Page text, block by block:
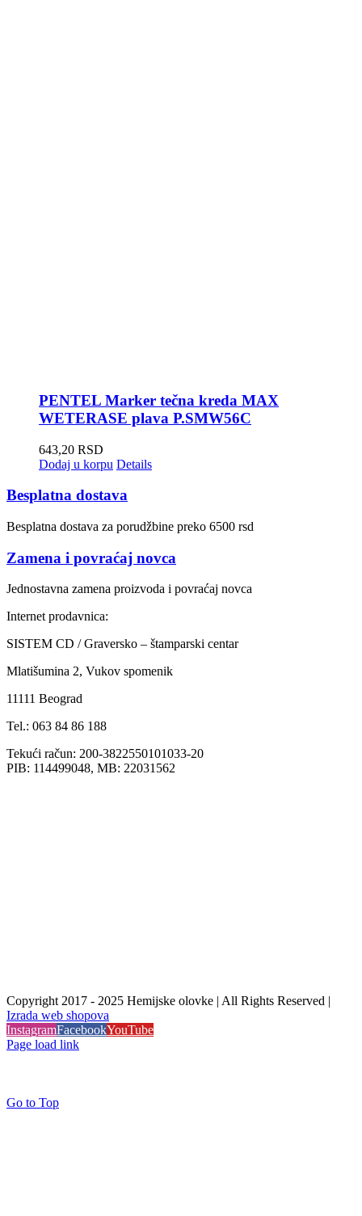
PENTEL Marker tečna kreda MAX
WETERASE plava P.SMW56C
643,20 RSD
Dodaj u korpu Details
Besplatna dostava
Besplatna dostava za porudžbine preko 6500 rsd
Zamena i povraćaj novca
Jednostavna zamena proizvoda i povraćaj novca
Internet prodavnica:
SISTEM CD / Graversko – štamparski centar
Mlatišumina 2, Vukov spomenik
11111 Beograd
Tel.: 063 84 86 188
Tekući račun: 200-3822550101033-20
PIB: 114499048, MB: 22031562
Copyright 2017 - 2025 Hemijske olovke | All Rights Reserved |
Izrada web shopova
InstagramFacebookYouTube
Page load link
Go to Top